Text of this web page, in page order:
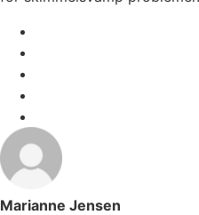
Marianne Jensen